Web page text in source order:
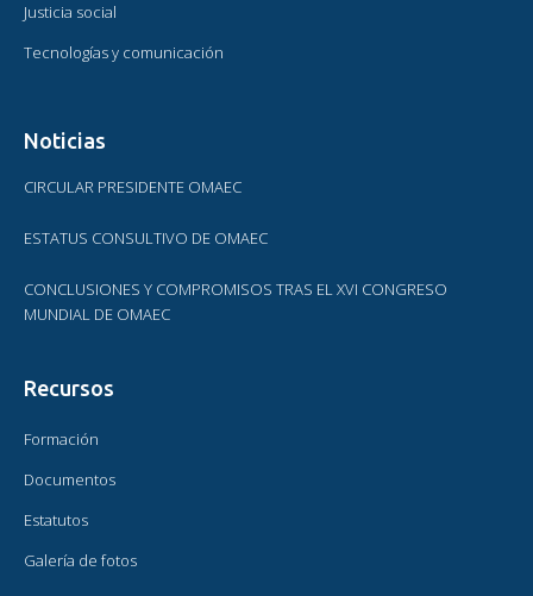
Justicia social
Tecnologías y comunicación
Noticias
CIRCULAR PRESIDENTE OMAEC
ESTATUS CONSULTIVO DE OMAEC
CONCLUSIONES Y COMPROMISOS TRAS EL XVI CONGRESO
MUNDIAL DE OMAEC
Recursos
Formación
Documentos
Estatutos
Galería de fotos